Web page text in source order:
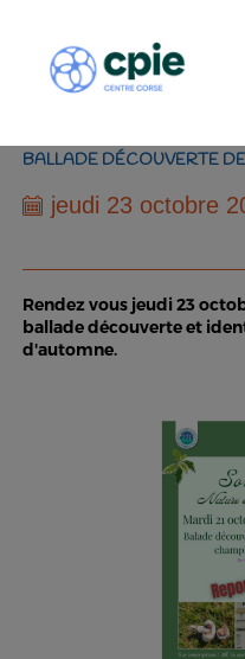
BALLADE DÉCOUVERTE
jeudi 23 octobre
Rendez vous jeudi 23
ballade découverte et
d'automne.